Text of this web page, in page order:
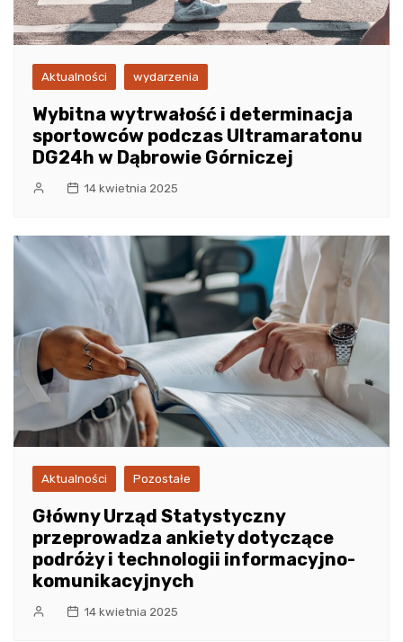
Aktualności wydarzenia
Wybitna wytrwałość i determinacja
sportowców podczas Ultramaratonu
DG24h w Dąbrowie Górniczej
14 kwietnia 2025
Aktualności Pozostałe
Główny Urząd Statystyczny
przeprowadza ankiety dotyczące
podróży i technologii informacyjno-
komunikacyjnych
14 kwietnia 2025